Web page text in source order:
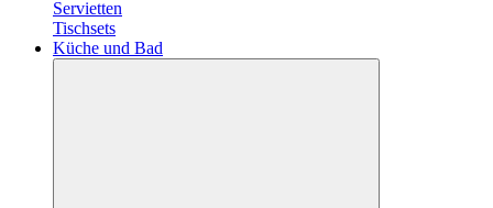
Servietten
Tischsets
Küche und Bad